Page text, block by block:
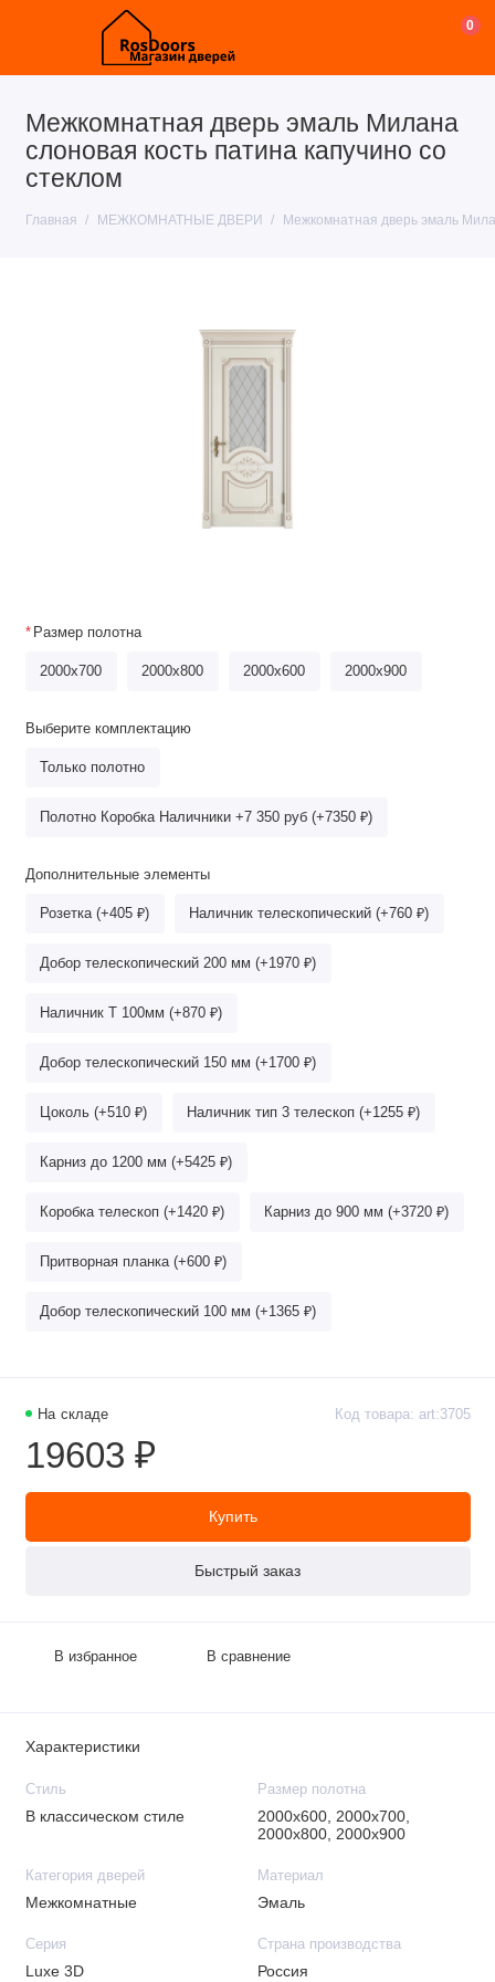
0
Межкомнатная дверь эмаль Милана
слоновая кость патина капучино со
стеклом
Главная МЕЖКОМНАТНЫЕ ДВЕРИ Межкомнатная дверь эмаль
На складе Код товара: art:3705
19603 ₽
Купить
Быстрый заказ
В избранное В сравнение
Размер полотна
2000x700 2000х800 2000x600 2000x900
Выберите комплектацию
Только полотно
Полотно Коробка Наличники +7 350 руб (+7350 ₽)
Дополнительные элементы
Розетка (+405 ₽) Наличник телескопический (+760 ₽)
Добор телескопический 200 мм (+1970 ₽)
Наличник Т 100мм (+870 ₽)
Добор телескопический 150 мм (+1700 ₽)
Цоколь (+510 ₽) Наличник тип 3 телескоп (+1255 ₽)
Карниз до 1200 мм (+5425 ₽)
Коробка телескоп (+1420 ₽) Карниз до 900 мм (+3720 ₽)
Притворная планка (+600 ₽)
Добор телескопический 100 мм (+1365 ₽)
Характеристики
Стиль
В классическом стиле
Размер полотна
2000х600, 2000х700,
2000х800, 2000х900
Категория дверей
Межкомнатные
Материал
Эмаль
Серия
Luxe 3D
Страна производства
Россия